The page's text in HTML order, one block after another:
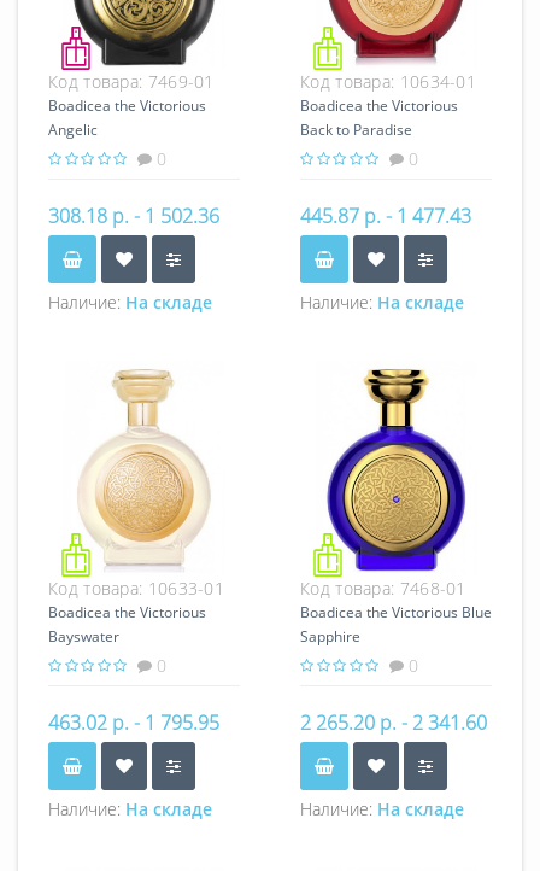
Код товара: 7469-01
Boadicea the Victorious
Angelic
0
308.18 р. - 1 502.36
р.
Наличие: На складе
Код товара: 10634-01
Boadicea the Victorious
Back to Paradise
0
445.87 р. - 1 477.43
р.
Наличие: На складе
Код товара: 10633-01
Boadicea the Victorious
Bayswater
0
463.02 р. - 1 795.95
р.
Наличие: На складе
Код товара: 7468-01
Boadicea the Victorious Blue
Sapphire
0
2 265.20 р. - 2 341.60
р.
Наличие: На складе